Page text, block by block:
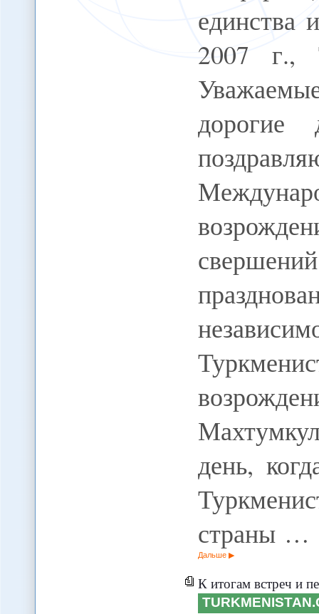
единства
2007 г.,
дорогие
день,
страны …
Дальше
К итогам встреч и